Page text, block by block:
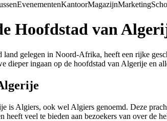
EvenementenKantoorMagazijnMarketing
Hoofdstad van
land gelegen in Noord-Afrika, heeft een rijke
dieper ingaan op de hoofdstad van Algerije en
is Algiers, ook wel Algiers genoemd. Deze
heeft veel te bieden aan bezoekers van over de